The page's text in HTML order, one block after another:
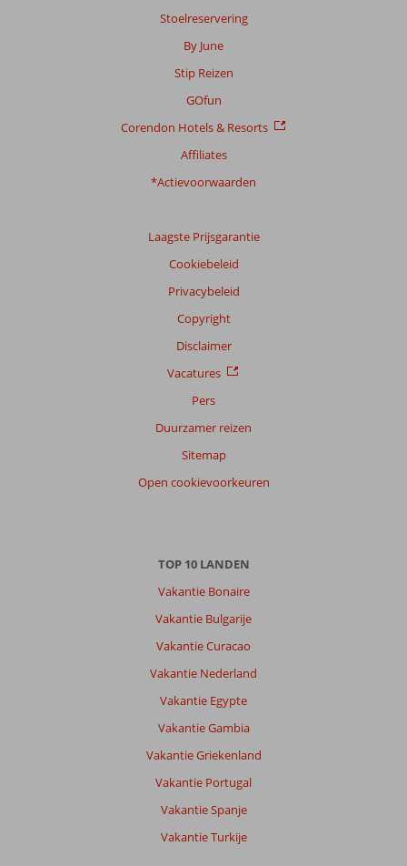
Stoelreservering
By June
Stip Reizen
GOfun
Corendon Hotels & Resorts
Affiliates
*Actievoorwaarden
Laagste Prijsgarantie
Cookiebeleid
Privacybeleid
Copyright
Disclaimer
Vacatures
Pers
Duurzamer reizen
Sitemap
Open cookievoorkeuren
TOP 10 LANDEN
Vakantie Bonaire
Vakantie Bulgarije
Vakantie Curacao
Vakantie Nederland
Vakantie Egypte
Vakantie Gambia
Vakantie Griekenland
Vakantie Portugal
Vakantie Spanje
Vakantie Turkije